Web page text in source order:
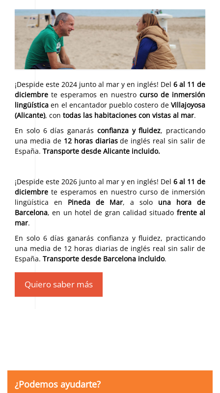
¡Despide este 2024 junto al mar y en inglés! Del 6 al 11 de
diciembre te esperamos en nuestro curso de inmersión
lingüística en el encantador pueblo costero de Villajoyosa
(Alicante), con todas las habitaciones con vistas al mar.
En solo 6 días ganarás confianza y fluidez, practicando
una media de 12 horas diariasde inglés real sin salir de
España. Transporte desde Alicante incluido.
¡Despide este 2026 junto al mar y en inglés! Del 6 al 11 de
diciembre te esperamos en nuestro curso de inmersión
lingüística en Pineda de Mar, a solo una hora de
Barcelona, en un hotel de gran calidad situado frente al
mar.
En solo 6 días ganarás confianza y fluidez, practicando
una media de 12 horas diarias de inglés real sin salir de
España. Transporte desde Barcelona incluido.
Quiero saber más
¿Podemos ayudarte?